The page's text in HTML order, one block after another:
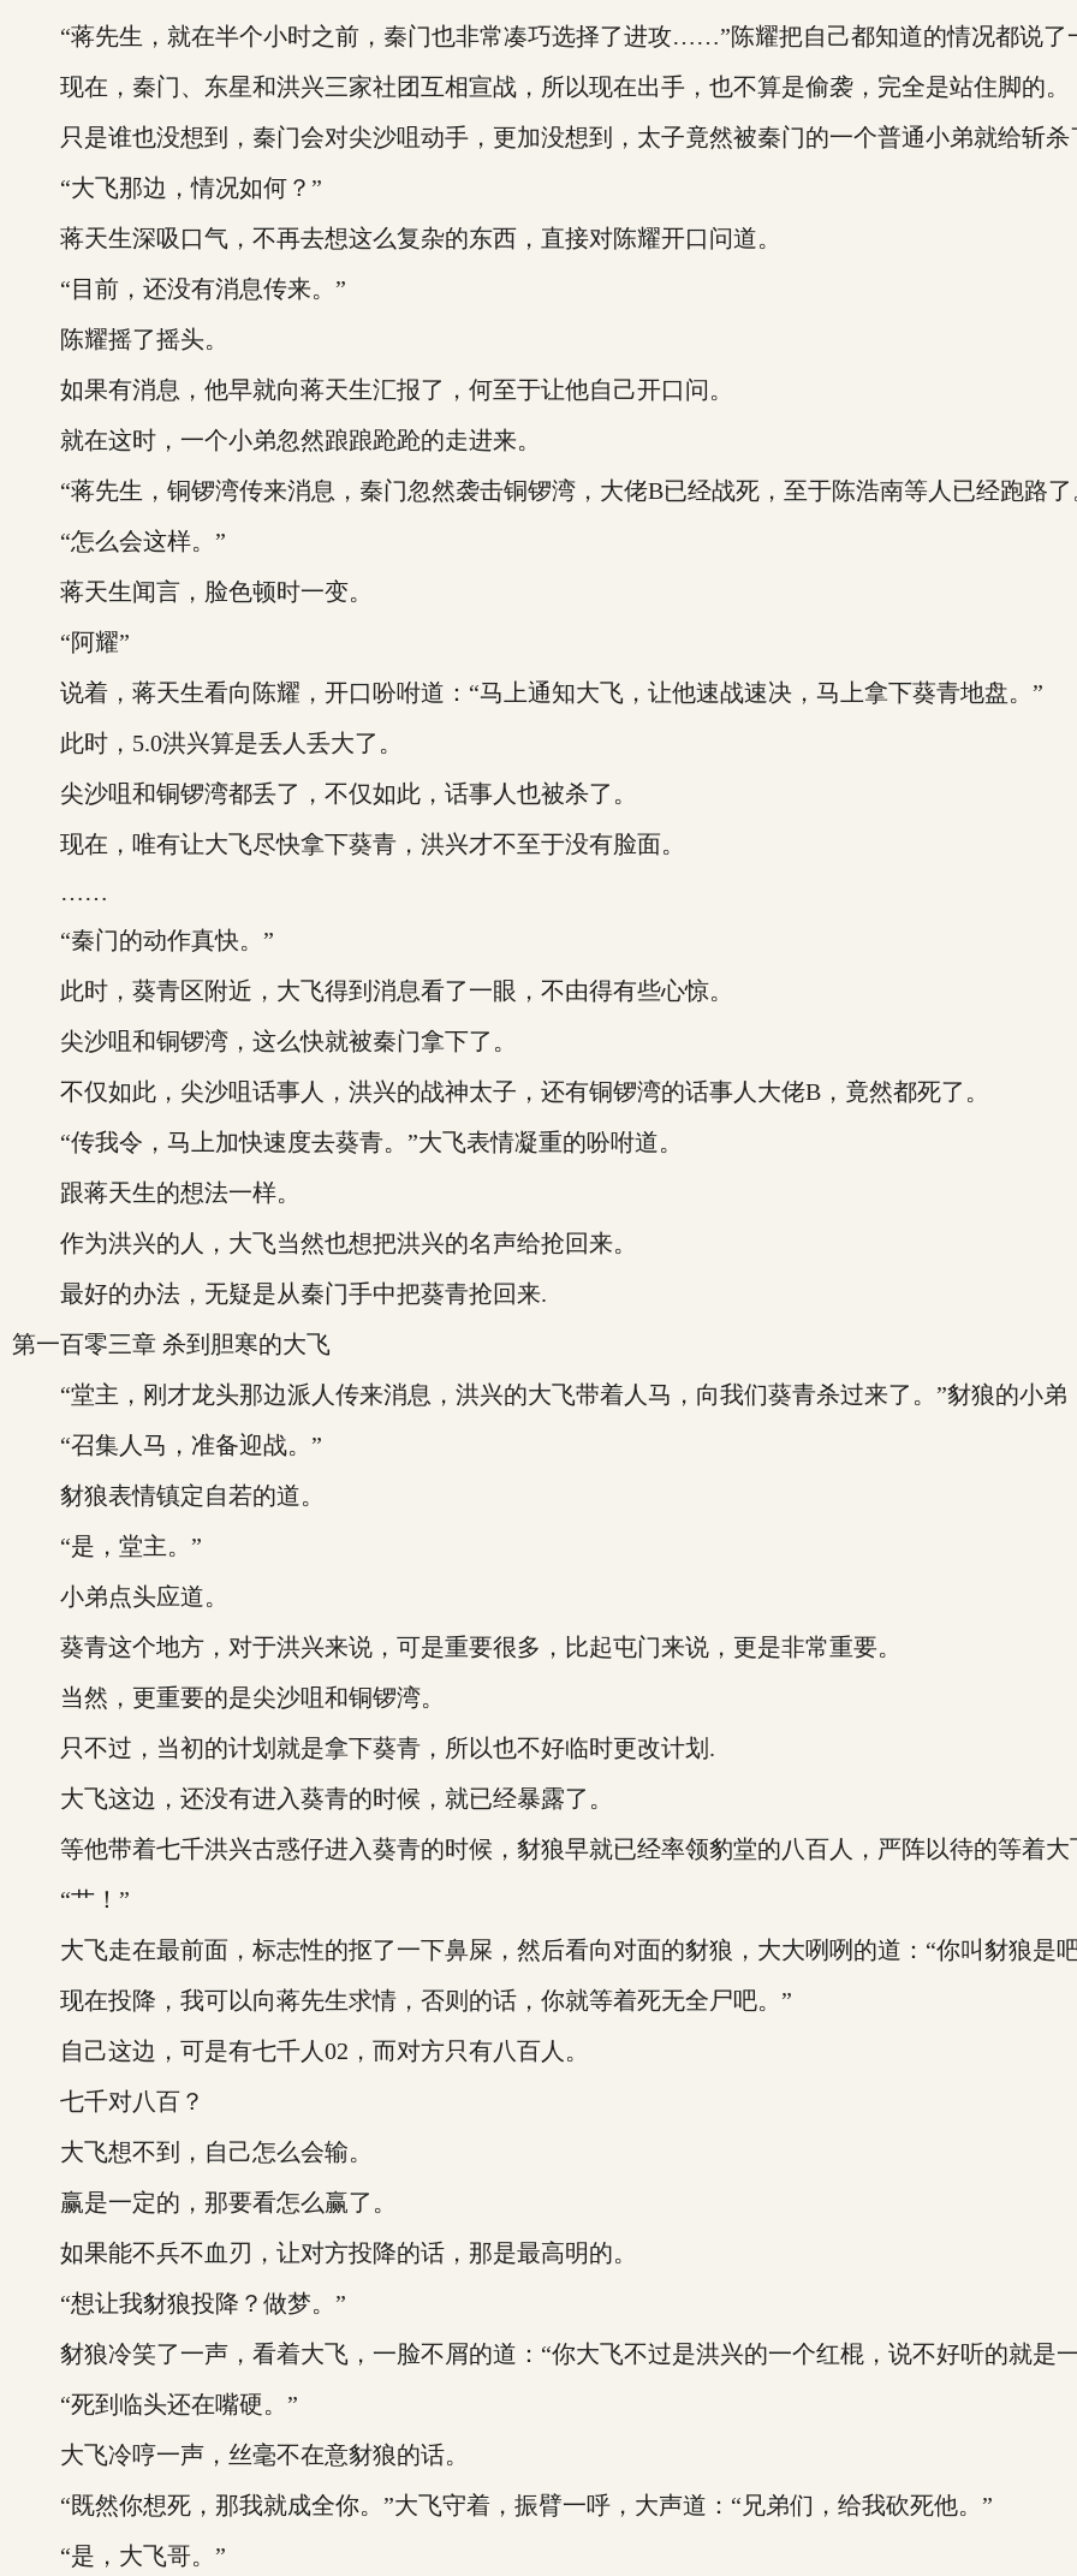
“蒋先生，就在半个小时之前，秦门也非常凑巧选择了进攻……”陈耀把自己都知道的情况都说了
现在，秦门、东星和洪兴三家社团互相宣战，所以现在出手，也不算是偷袭，完全是站住脚的。
只是谁也没想到，秦门会对尖沙咀动手，更加没想到，太子竟然被秦门的一个普通小弟就给斩杀
“大飞那边，情况如何？”
蒋天生深吸口气，不再去想这么复杂的东西，直接对陈耀开口问道。
“目前，还没有消息传来。”
陈耀摇了摇头。
如果有消息，他早就向蒋天生汇报了，何至于让他自己开口问。
就在这时，一个小弟忽然踉踉跄跄的走进来。
“蒋先生，铜锣湾传来消息，秦门忽然袭击铜锣湾，大佬B已经战死，至于陈浩南等人已经跑路了
“怎么会这样。”
蒋天生闻言，脸色顿时一变。
“阿耀”
说着，蒋天生看向陈耀，开口吩咐道：“马上通知大飞，让他速战速决，马上拿下葵青地盘。”
此时，5.0洪兴算是丢人丢大了。
尖沙咀和铜锣湾都丢了，不仅如此，话事人也被杀了。
现在，唯有让大飞尽快拿下葵青，洪兴才不至于没有脸面。
……
“秦门的动作真快。”
此时，葵青区附近，大飞得到消息看了一眼，不由得有些心惊。
尖沙咀和铜锣湾，这么快就被秦门拿下了。
不仅如此，尖沙咀话事人，洪兴的战神太子，还有铜锣湾的话事人大佬B，竟然都死了。
“传我令，马上加快速度去葵青。”大飞表情凝重的吩咐道。
跟蒋天生的想法一样。
作为洪兴的人，大飞当然也想把洪兴的名声给抢回来。
最好的办法，无疑是从秦门手中把葵青抢回来.
第一百零三章 杀到胆寒的大飞
“堂主，刚才龙头那边派人传来消息，洪兴的大飞带着人马，向我们葵青杀过来了。”豺狼的小弟
“召集人马，准备迎战。”
豺狼表情镇定自若的道。
“是，堂主。”
小弟点头应道。
葵青这个地方，对于洪兴来说，可是重要很多，比起屯门来说，更是非常重要。
当然，更重要的是尖沙咀和铜锣湾。
只不过，当初的计划就是拿下葵青，所以也不好临时更改计划.
大飞这边，还没有进入葵青的时候，就已经暴露了。
等他带着七千洪兴古惑仔进入葵青的时候，豺狼早就已经率领豹堂的八百人，严阵以待的等着大
“艹！”
大飞走在最前面，标志性的抠了一下鼻屎，然后看向对面的豺狼，大大咧咧的道：“你叫豺狼是吧
现在投降，我可以向蒋先生求情，否则的话，你就等着死无全尸吧。”
自己这边，可是有七千人02，而对方只有八百人。
七千对八百？
大飞想不到，自己怎么会输。
赢是一定的，那要看怎么赢了。
如果能不兵不血刃，让对方投降的话，那是最高明的。
“想让我豺狼投降？做梦。”
豺狼冷笑了一声，看着大飞，一脸不屑的道：“你大飞不过是洪兴的一个红棍，说不好听的就是
“死到临头还在嘴硬。”
大飞冷哼一声，丝毫不在意豺狼的话。
“既然你想死，那我就成全你。”大飞守着，振臂一呼，大声道：“兄弟们，给我砍死他。”
“是，大飞哥。”